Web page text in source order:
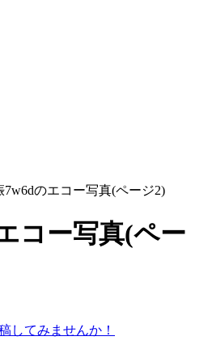
7w6dのエコー写真(ページ2)
コー写真(ペー
してみませんか！